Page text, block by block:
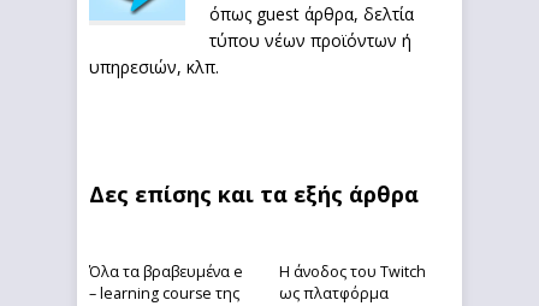
όπως guest άρθρα, δελτία
τύπου νέων προϊόντων ή
υπηρεσιών, κλπ.
Δες επίσης και τα εξής άρθρα
Όλα τα βραβευμένα e
– learning course της
Η άνοδος του Twitch
ως πλατφόρμα